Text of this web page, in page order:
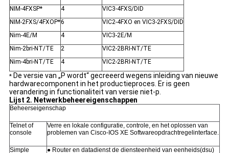
NIM-4FXSP*
4
VIC3-4FXS/DID
NIM-2FXS/4FXOP*6
VIC2-4FXO en VIC3-2FXS/DID
Nim-4E/M
4
VIC3-2E/M
Nim-2bri-NT/TE
2
VIC2-2BRI-NT/TE
Nim-4bri-NT/TE
4
VIC2-2BRI-NT/TE
*De versie van „P wordt“ gecreeerd wegens inleiding van nieuwe
hardwarecomponent in het productieproces. Er is geen
verandering in functionaliteit van versie niet-p.
Lijst 2. Netwerkbeheereigenschappen
Beheerseigenschap
Telnet of
console
Verre en lokale configuratie, controle, en het oplossen van
problemen van Cisco-IOS XE Softwareopdrachtregelinterface.
Simple ● Router en datadienst de diensteenheid van eenheids(dsu)